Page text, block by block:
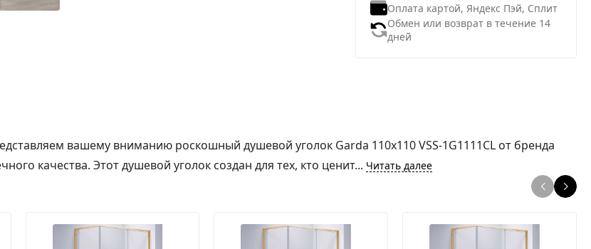
Оплата картой, Яндекс Пэй, Сплит
Обмен или возврат в течение 14
дней
вашему вниманию роскошный душевой уголок Garda 110x110 VSS-1G1111CL от бренда
качества. Этот душевой уголок создан для тех, кто ценит... Читать далее